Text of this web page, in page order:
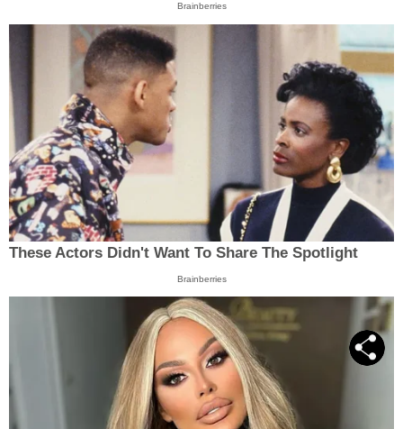
Brainberries
These Actors Didn't Want To Share The Spotlight
Brainberries